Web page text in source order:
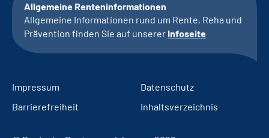
Allgemeine Renteninformationen
Allgemeine Informationen rund um Rente, Reha und
Prävention finden Sie auf unserer Infoseite
Impressum
Datenschutz
Barrierefreiheit
Inhaltsverzeichnis